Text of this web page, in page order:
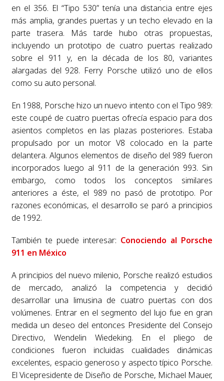
en el 356. El “Tipo 530” tenía una distancia entre ejes
más amplia, grandes puertas y un techo elevado en la
parte trasera. Más tarde hubo otras propuestas,
incluyendo un prototipo de cuatro puertas realizado
sobre el 911 y, en la década de los 80, variantes
alargadas del 928. Ferry Porsche utilizó uno de ellos
como su auto personal.
En 1988, Porsche hizo un nuevo intento con el Tipo 989:
este coupé de cuatro puertas ofrecía espacio para dos
asientos completos en las plazas posteriores. Estaba
propulsado por un motor V8 colocado en la parte
delantera. Algunos elementos de diseño del 989 fueron
incorporados luego al 911 de la generación 993. Sin
embargo, como todos los conceptos similares
anteriores a éste, el 989 no pasó de prototipo. Por
razones económicas, el desarrollo se paró a principios
de 1992.
También te puede interesar: Conociendo al Porsche
911 en México
A principios del nuevo milenio, Porsche realizó estudios
de mercado, analizó la competencia y decidió
desarrollar una limusina de cuatro puertas con dos
volúmenes. Entrar en el segmento del lujo fue en gran
medida un deseo del entonces Presidente del Consejo
Directivo, Wendelin Wiedeking. En el pliego de
condiciones fueron incluidas cualidades dinámicas
excelentes, espacio generoso y aspecto típico Porsche.
El Vicepresidente de Diseño de Porsche, Michael Mauer,